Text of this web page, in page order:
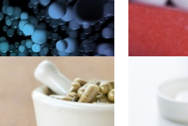
秘密
して